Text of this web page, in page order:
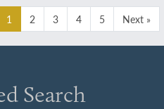
1 2 3 4 5 Next »
Search